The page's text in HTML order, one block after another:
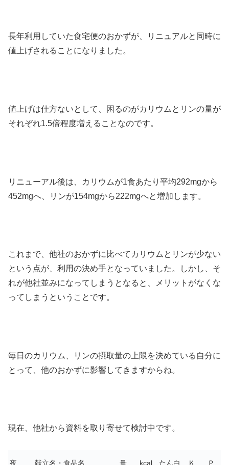
長年利用していた食宅便のおかずが、リニュアルと同時に
値上げされることになりました。
値上げは仕方ないとして、困るのがカリウムとリンの量が
それぞれ1.5倍程度増えることなのです。
リニューアル後は、カリウムが1食あたり平均292mgから
452mgへ、リンが154mgから222mgへと増加します。
これまで、他社のおかずに比べてカリウムとリンが少ない
という点が、利用の決め手となっていました。しかし、そ
れが他社並みになってしまうとなると、メリットがなくな
ってしまうということです。
毎日のカリウム、リンの摂取量の上限を決めている自分に
とって、他のおかずに影響してきますからね。
現在、他社から資料を取り寄せて検討中です。
夜 献立名・食品名 量 kcal たん白 Ｋ Ｐ